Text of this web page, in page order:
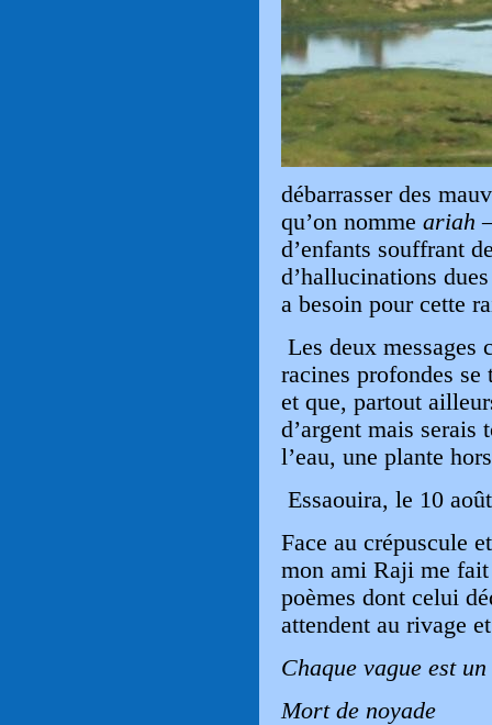
débarrasser des
qu’on nomme ariah
d’enfants souffrant
d’hallucinations
a besoin pour cette
Les deux messages
racines profondes
et que, partout
d’argent mais serais
l’eau, une plante
Essaouira, le 10
Face au crépuscule
mon ami Raji me
poèmes dont celui
attendent au rivage
Chaque vague est
Mort de noyade